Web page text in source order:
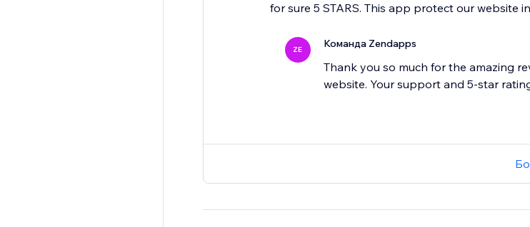
for sure 5 STARS. This app protect our website
ZE Команда Zendapps
Thank you so much for the amazing
website. Your support and 5-star